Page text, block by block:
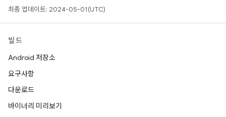
최종 업데이트: 2024-05-01(UTC)
빌드
Android 저장소
요구사항
다운로드
바이너리 미리보기